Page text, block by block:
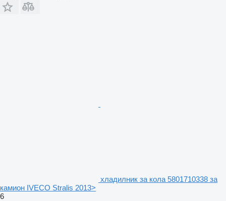
хладилник за кола 5801710338 за
камион IVECO Stralis 2013>
6